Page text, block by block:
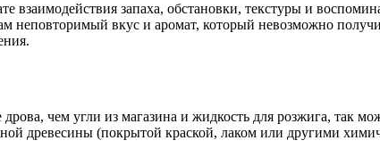
взаимодействия запаха, обстановки, текстуры и
вкус и аромат, который невозможно
чем угли из магазина и жидкость для розжига, так
древесины (покрытой краской, лаком или другими